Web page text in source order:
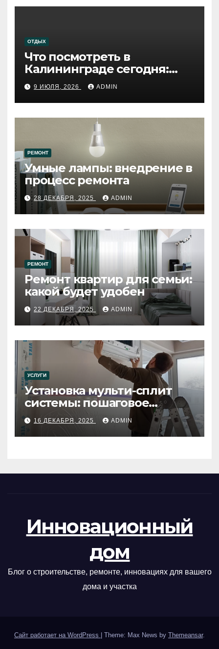
ОТДЫХ
Что посмотреть в
Калининграде сегодня:
путеводитель по самому
западному городу России
9 ИЮЛЯ, 2026 ADMIN
РЕМОНТ
Умные лампы: внедрение в
процесс ремонта
28 ДЕКАБРЯ, 2025 ADMIN
РЕМОНТ
Ремонт квартир для семьи:
какой будет удобен
22 ДЕКАБРЯ, 2025 ADMIN
УСЛУГИ
Установка мульти-сплит
системы: пошаговое
руководство
16 ДЕКАБРЯ, 2025 ADMIN
Инновационный
дом
Блог о строительстве, ремонте, инновациях для вашего
дома и участка
Сайт работает на WordPress Theme: Max News by Themeansar.